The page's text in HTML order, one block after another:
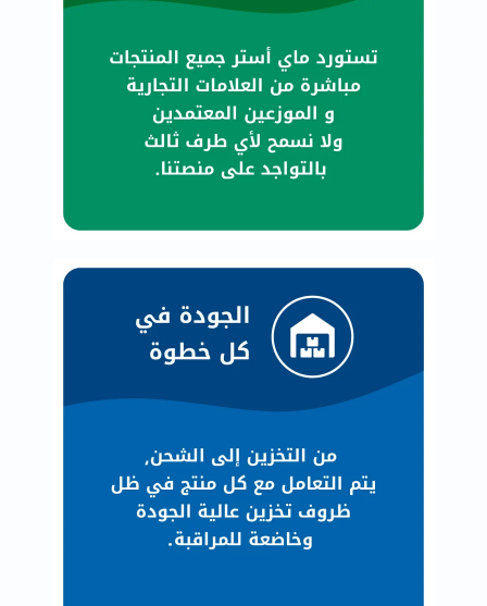
الصحية
البشرة
والشعر
العظام
والمفاصل
المخ
مرضى
السكري
دعم
الكلى
البولية
دعم
الكبد
صحة